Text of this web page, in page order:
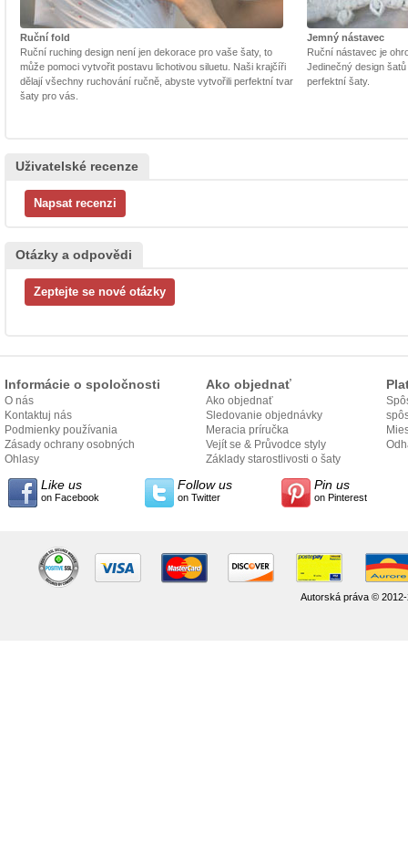
Ruční fold
Ruční ruching design není jen dekorace pro vaše šaty, to
může pomoci vytvořit postavu lichotivou siluetu. Naši krajčíři
dělají všechny ruchování ručně, abyste vytvořili perfektní tvar
šaty pro vás.
Jemný nástavec
Ruční nástavec je
Jedinečný design
perfektní šaty.
Uživatelské recenze
Otázky a odpovědi
Informácie o spoločnosti
O nás
Kontaktuj nás
Podmienky používania
Zásady ochrany osobných
údajov
Ohlasy
Ako objednať
Ako objednať
Sledovanie objednávky
Meracia príručka
Vejít se & Průvodce styly
Základy starostlivosti o šaty
Like us
on Facebook
Follow us
on Twitter
Pin us
on Pinterest
Autorská práva ©